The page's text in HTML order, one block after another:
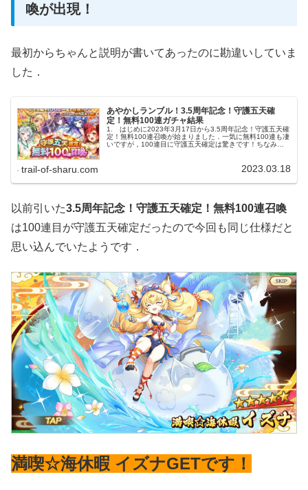
喚が出現！
最初からちゃんと説明が書いてあったのに勘違いしていま
した．
あやかしランブル！3.5周年記念！守護五天確
定！無料100連ガチャ結果
1. はじめに2023年3月17日から3.5周年記念！守護五天確
定！無料100連召喚が始まりました．一気に無料100連も凄
いですが，100連目に守護五天確定は驚きです！ちなみに
trail-of-sharu.com 2023.03.18
以前引いた3.5周年記念！守護五天確定！無料100連召喚
は100連目が守護五天確定だったので今回も同じ仕様だと
思い込んでいたようです．
満喫☆海休暇 イズナGETです！